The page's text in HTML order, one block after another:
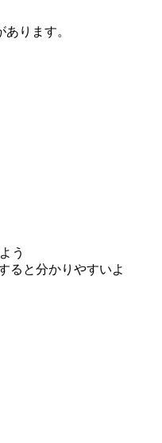
ります。
う
ると分かりやすいよ